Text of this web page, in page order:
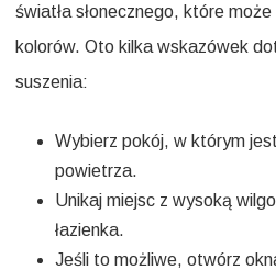
światła słonecznego, które
kolorów. Oto kilka wskazówek
suszenia:
Wybierz pokój, w którym
powietrza.
Unikaj miejsc z wysoką
łazienka.
Jeśli to możliwe, otwórz